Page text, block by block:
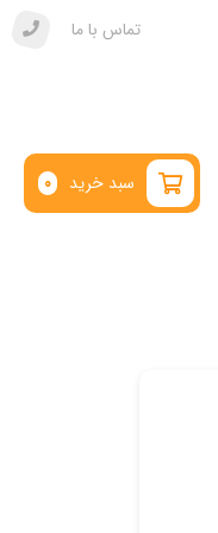
تماس با ما
سبد خرید 0